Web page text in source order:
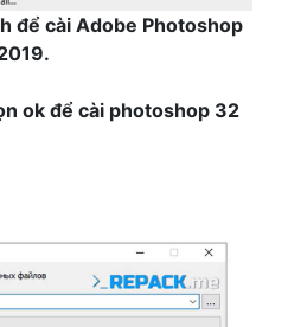
để cài Adobe Photoshop
ok để cài photoshop 32